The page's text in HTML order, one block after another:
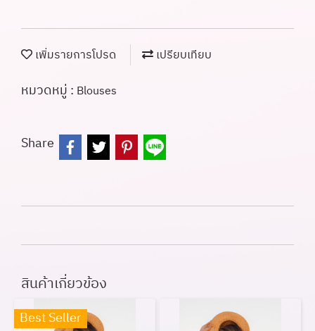
เพิ่มรายการโปรด เปรียบเทียบ
หมวดหมู่ : Blouses
Share
สินค้าเกี่ยวข้อง
Best Seller